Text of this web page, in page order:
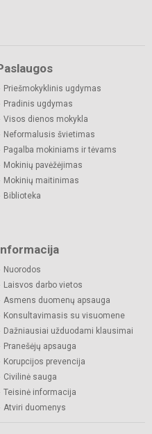
Priešmokyklinis ugdymas
Pradinis ugdymas
Visos dienos mokykla
Neformalusis švietimas
Pagalba mokiniams ir tėvams
Mokinių pavėžėjimas
Mokinių maitinimas
Biblioteka
Nuorodos
Laisvos darbo vietos
Asmens duomenų apsauga
Konsultavimasis su visuomene
Dažniausiai užduodami klausimai
Pranešėjų apsauga
Korupcijos prevencija
Civilinė sauga
Teisinė informacija
Atviri duomenys